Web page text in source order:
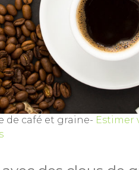
de café et graine- Estimer